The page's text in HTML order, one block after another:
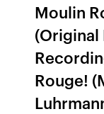
Moulin
(Original
Rouge!